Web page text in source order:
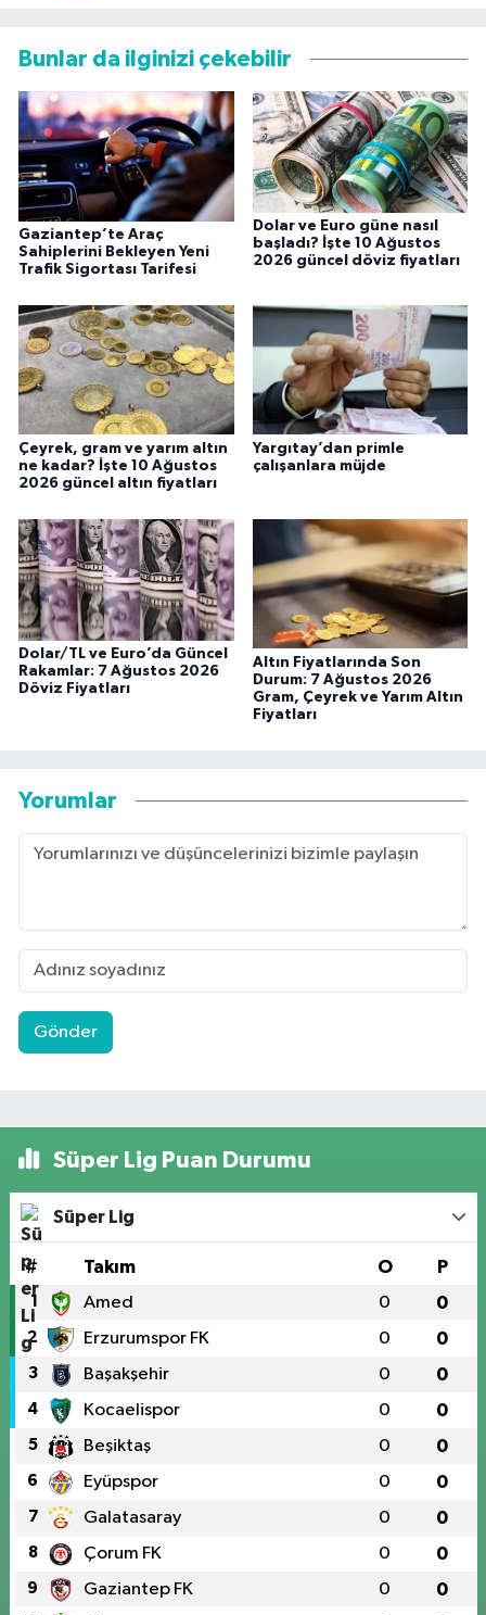
Bunlar da ilginizi çekebilir
Gaziantep’te Araç
Sahiplerini Bekleyen Yeni
Trafik Sigortası Tarifesi
Dolar ve Euro güne nasıl
başladı? İşte 10 Ağustos
2026 güncel döviz fiyatları
Çeyrek, gram ve yarım altın
ne kadar? İşte 10 Ağustos
2026 güncel altın fiyatları
Yargıtay’dan primle
çalışanlara müjde
Dolar/TL ve Euro’da Güncel
Rakamlar: 7 Ağustos 2026
Döviz Fiyatları
Altın Fiyatlarında Son
Durum: 7 Ağustos 2026
Gram, Çeyrek ve Yarım Altın
Fiyatları
Yorumlar
Gönder
Süper Lig Puan Durumu
Süper Lig
# Takım O P
1 Amed 0 0
2 Erzurumspor FK 0 0
3 Başakşehir 0 0
4 Kocaelispor 0 0
5 Beşiktaş 0 0
6 Eyüpspor 0 0
7 Galatasaray 0 0
8 Çorum FK 0 0
9 Gaziantep FK 0 0